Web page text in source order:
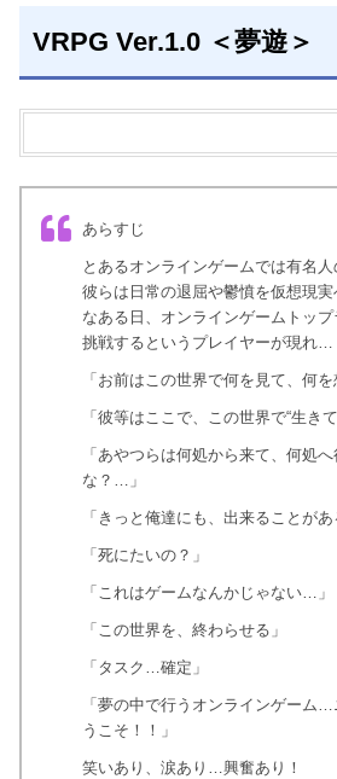
VRPG Ver.1.0 ＜夢遊＞
あらすじ
とあるオンラインゲームでは有名人
彼らは日常の退屈や鬱憤を仮想現
なある日、オンラインゲームトッ
挑戦するというプレイヤーが現れ…
「お前はこの世界で何を見て、何を
「彼等はここで、この世界で“生き
「あやつらは何処から来て、何処
な？…」
「きっと俺達にも、出来ることがあ
「死にたいの？」
「これはゲームなんかじゃない…」
「この世界を、終わらせる」
「タスク…確定」
「夢の中で行うオンラインゲーム
うこそ！！」
笑いあり、涙あり…興奮あり！